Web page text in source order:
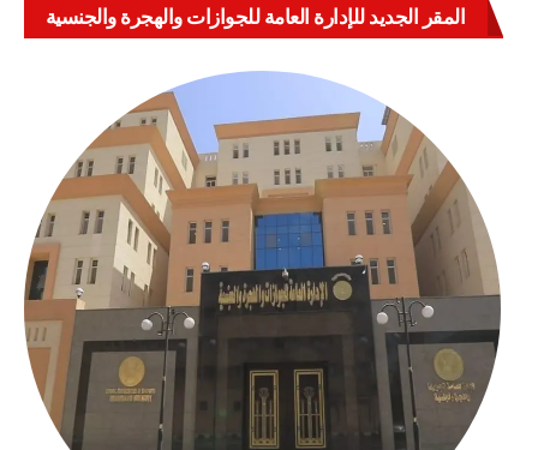
المقر الجديد للإدارة العامة للجوازات والهجرة والجنسية